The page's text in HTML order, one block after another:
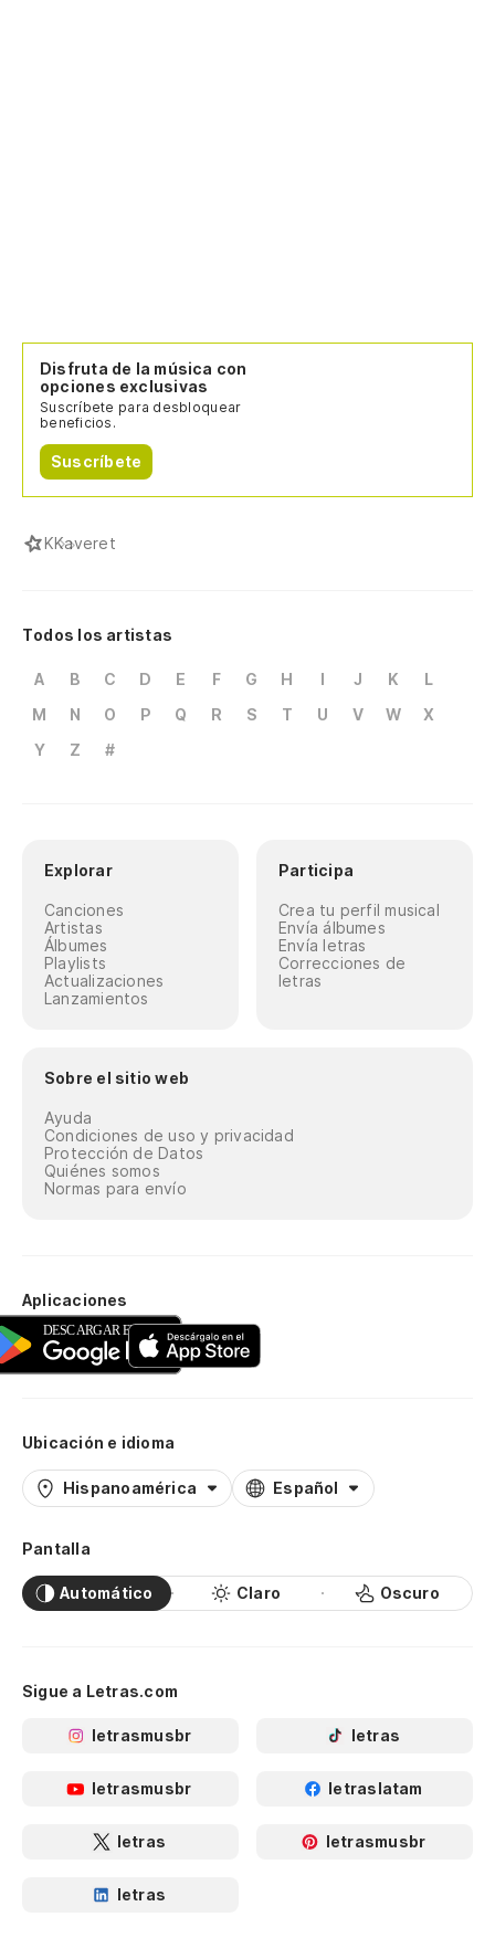
Disfruta de la música con
opciones exclusivas
Suscríbete para desbloquear
beneficios.
Suscríbete
KKaveret
Todos los artistas
A B C D E F G H I J K
L
M
N O P Q R S T U V W
X
Y
Z #
Explorar
Canciones
Artistas
Álbumes
Playlists
Actualizaciones
Lanzamientos
Participa
Crea tu perfil musical
Envía álbumes
Envía letras
Correcciones de
letras
Sobre el sitio web
Ayuda
Condiciones de uso y privacidad
Protección de Datos
Quiénes somos
Normas para envío
Aplicaciones
Ubicación e idioma
Hispanoamérica Español
Pantalla
Automático Claro Oscuro
Sigue a Letras.com
letrasmusbr letras
letrasmusbr letraslatam
letras letrasmusbr
letras